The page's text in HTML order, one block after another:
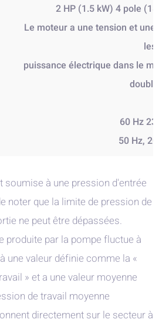
2 HP (1.5 kW) 4 pole
Le moteur a une tension et
les
puissance électrique dans le
60 Hz
50 Hz,
soumise à une pression d'entrée
noter que la limite de pression de
ne peut être dépassées.
produite par la pompe fluctue à
une valeur définie comme la «
» et a une valeur moyenne
de travail moyenne
directement sur le secteur à